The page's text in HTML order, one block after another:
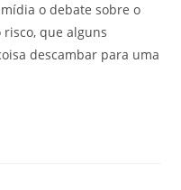
o debate sobre o
que alguns
descambar para uma